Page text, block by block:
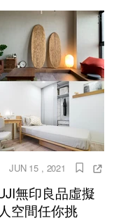
JUN 15 , 2021
無印良品虛擬
空間任你挑